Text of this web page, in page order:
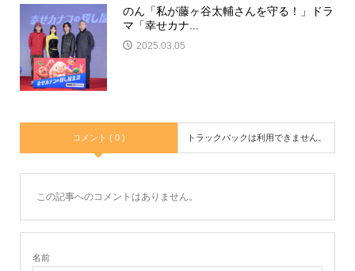
のん「私が藤ヶ谷太輔さんを守る！」ドラ
マ「幸せカナ...
2025.03.05
コメント ( 0 ) トラックバックは利用できません。
この記事へのコメントはありません。
名前